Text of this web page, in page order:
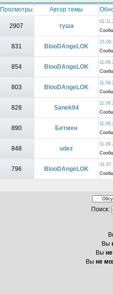
Просмотры Автор темы
2907 туша
831 BlooDAngeLOK
854 BlooDAngeLOK
803 BlooDAngeLOK
828 Sanek94
890 Бетмен
848 udez
796 BlooDAngeLOK
Поиск:
Вы
Вы
Вы не